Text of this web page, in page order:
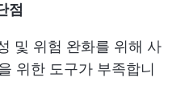
점
및 위험 완화를 위해 사
위한 도구가 부족합니